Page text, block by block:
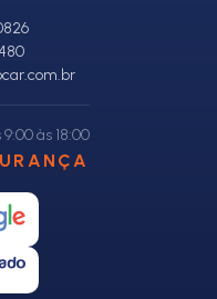
às 18:00